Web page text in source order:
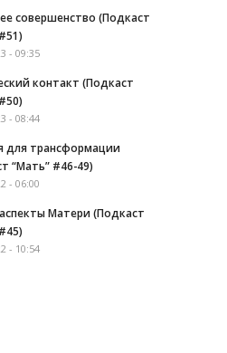
совершенство (Подкаст
- 09:35
контакт (Подкаст
- 08:44
для трансформации
“Мать” #46-49)
- 06:00
Матери (Подкаст
- 10:54